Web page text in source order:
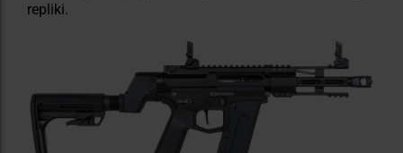
repliki.